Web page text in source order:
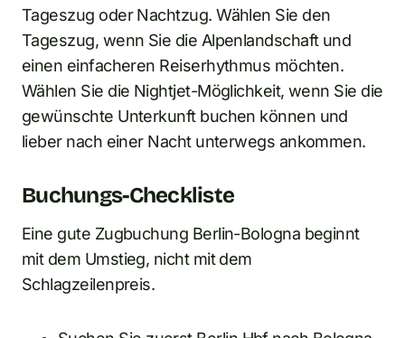
Tageszug oder Nachtzug. Wählen Sie den
Tageszug, wenn Sie die Alpenlandschaft und
einen einfacheren Reiserhythmus möchten.
Wählen Sie die Nightjet-Möglichkeit, wenn Sie die
gewünschte Unterkunft buchen können und
lieber nach einer Nacht unterwegs ankommen.
Buchungs-Checkliste
Eine gute Zugbuchung Berlin-Bologna beginnt
mit dem Umstieg, nicht mit dem
Schlagzeilenpreis.